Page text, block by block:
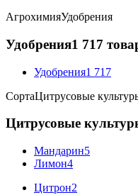
АгрохимияУдобрения
Удобрения1 717
Удобрения1 717
СортаЦитрусовые
Цитрусовые
Мандарин5
Лимон4
Цитрон2